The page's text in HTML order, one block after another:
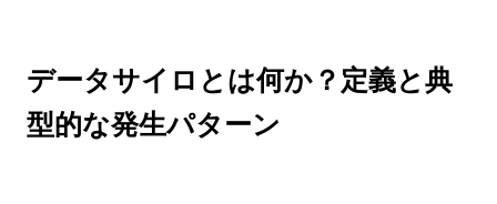
データサイロとは何か？定義と典
型的な発生パターン